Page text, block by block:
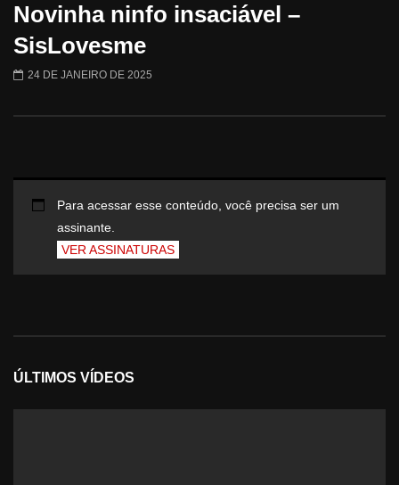
Novinha ninfo insaciável –
SisLovesme
24 DE JANEIRO DE 2025
Para acessar esse conteúdo, você precisa ser um
assinante.
VER ASSINATURAS
ÚLTIMOS VÍDEOS